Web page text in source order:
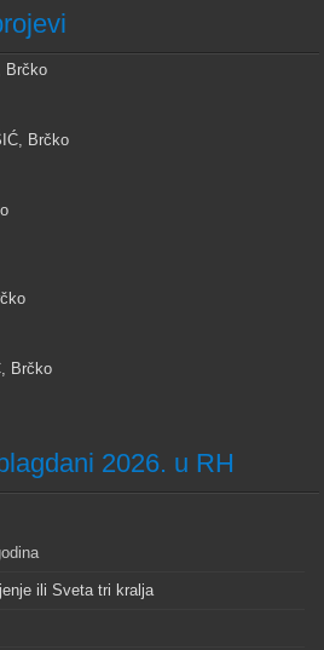
Brčko
Brčko
Brčko
2026. u RH
ili Sveta tri kralja